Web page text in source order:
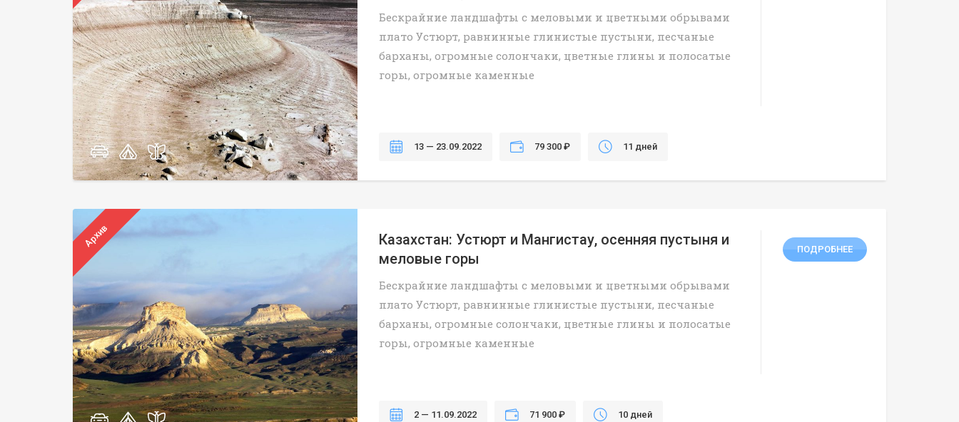
Бескрайние ландшафты с меловыми и цветными обрывами
плато Устюрт, равнинные глинистые пустыни, песчаные
барханы, огромные солончаки, цветные глины и полосатые
горы, огромные каменные
13 — 23.09.2022 79 300 ₽ 11 дней
Архив
Казахстан: Устюрт и Мангистау, осенняя пустыня и
меловые горы
Бескрайние ландшафты с меловыми и цветными обрывами
плато Устюрт, равнинные глинистые пустыни, песчаные
барханы, огромные солончаки, цветные глины и полосатые
горы, огромные каменные
ПОДРОБНЕЕ
2 — 11.09.2022 71 900 ₽ 10 дней